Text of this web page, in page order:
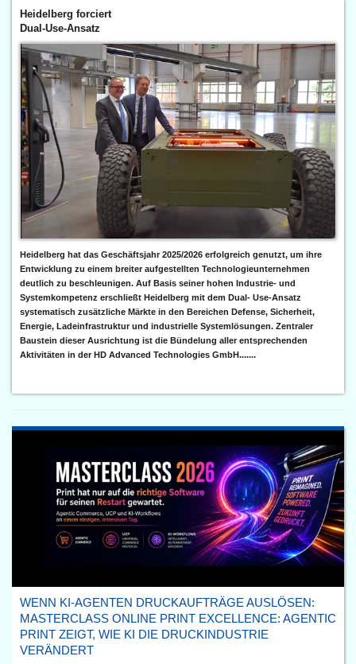
Heidelberg forciert
Dual-Use-Ansatz
Heidelberg hat das Geschäftsjahr 2025/2026 erfolgreich genutzt, um ihre
Entwicklung zu einem breiter aufgestellten Technologieunternehmen
deutlich zu beschleunigen. Auf Basis seiner hohen Industrie- und
Systemkompetenz erschließt Heidelberg mit dem Dual- Use-Ansatz
systematisch zusätzliche Märkte in den Bereichen Defense, Sicherheit,
Energie, Ladeinfrastruktur und industrielle Systemlösungen. Zentraler
Baustein dieser Ausrichtung ist die Bündelung aller entsprechenden
Aktivitäten in der HD Advanced Technologies GmbH.......
WENN KI-AGENTEN DRUCKAUFTRÄGE AUSLÖSEN:
MASTERCLASS ONLINE PRINT EXCELLENCE: AGENTIC
PRINT ZEIGT, WIE KI DIE DRUCKINDUSTRIE
VERÄNDERT